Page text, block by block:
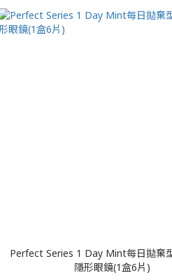
Perfect Series 1 Day Mint每日拋棄
隱形眼鏡(1盒6片)